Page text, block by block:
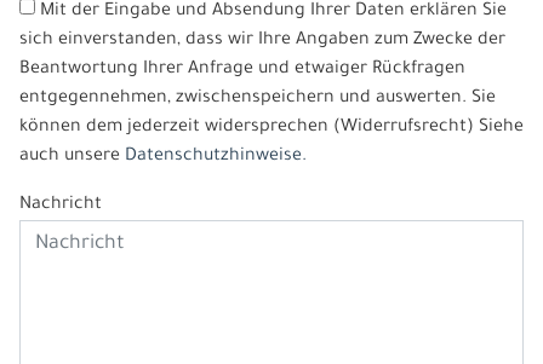
Mit der Eingabe und Absendung Ihrer Daten erklären Sie
sich einverstanden, dass wir Ihre Angaben zum Zwecke der
Beantwortung Ihrer Anfrage und etwaiger Rückfragen
entgegennehmen, zwischenspeichern und auswerten. Sie
können dem jederzeit widersprechen (Widerrufsrecht) Siehe
auch unsere Datenschutzhinweise.
Nachricht